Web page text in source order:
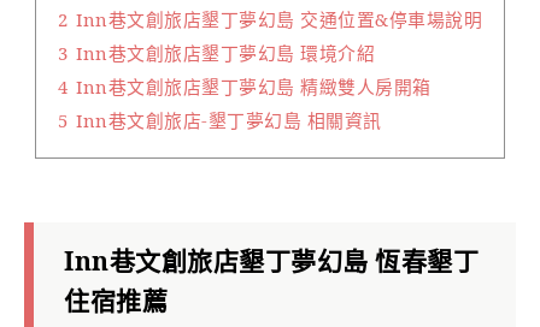
2 Inn巷文創旅店墾丁夢幻島 交通位置&停車場說明
3 Inn巷文創旅店墾丁夢幻島 環境介紹
4 Inn巷文創旅店墾丁夢幻島 精緻雙人房開箱
5 Inn巷文創旅店-墾丁夢幻島 相關資訊
Inn巷文創旅店墾丁夢幻島 恆春墾丁
住宿推薦